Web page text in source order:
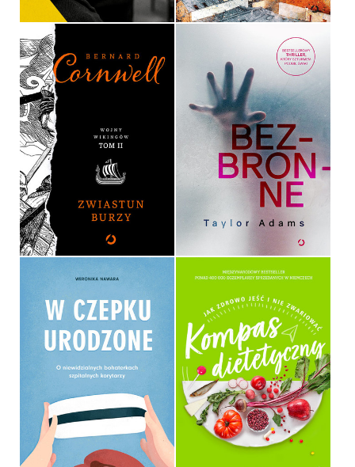
ZWIASTUN BURZY
BERNARD CORNWELL
OPRAWA TWARDA
54,90 ZŁ
BEZBRONNE
TAYLOR ADAMS
OPRAWA MIĘKKA ZE SKRZYDEŁKAMI
39,90 ZŁ
W CZEPKU URODZONE.
WERONIKA NAWARA
OPRAWA MIĘKKA ZE SKRZYDEŁKAMI
39,90 ZŁ
KOMPAS DIETETYCZNY
BAS KAST
OPRAWA MIĘKKA ZE SKRZYDEŁKAMI
39,90 ZŁ